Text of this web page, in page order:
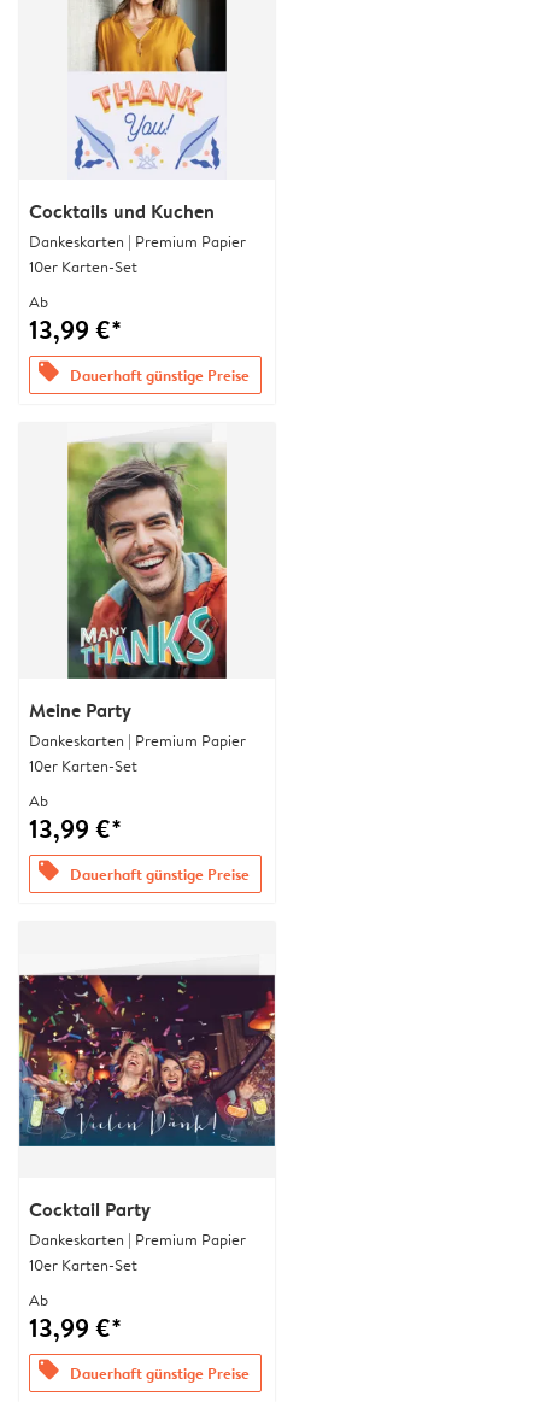
Cocktails und Kuchen
Dankeskarten | Premium Papier
10er Karten-Set
Ab
13,99 €*
offers Dauerhaft günstige Preise
Meine Party
Dankeskarten | Premium Papier
10er Karten-Set
Ab
13,99 €*
offers Dauerhaft günstige Preise
Cocktail Party
Dankeskarten | Premium Papier
10er Karten-Set
Ab
13,99 €*
offers Dauerhaft günstige Preise